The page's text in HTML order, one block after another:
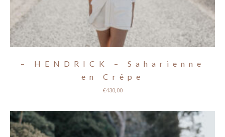
– HENDRICK – Saharienne
en Crêpe
€430,00